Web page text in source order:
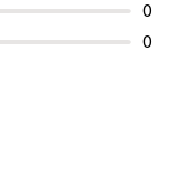
0
0